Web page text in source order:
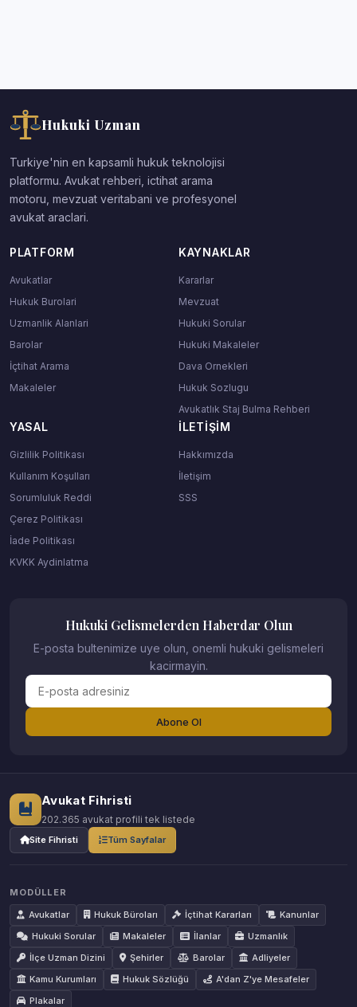
Hukuki Uzman
Turkiye'nin en kapsamli hukuk teknolojisi
platformu. Avukat rehberi, ictihat arama
motoru, mevzuat veritabani ve profesyonel
avukat araclari.
PLATFORM
Avukatlar
Hukuk Burolari
Uzmanlik Alanlari
Barolar
İçtihat Arama
Makaleler
KAYNAKLAR
Kararlar
Mevzuat
Hukuki Sorular
Hukuki Makaleler
Dava Ornekleri
Hukuk Sozlugu
Avukatlık Staj Bulma Rehberi
YASAL
Gizlilik Politikası
Kullanım Koşulları
Sorumluluk Reddi
Çerez Politikası
İade Politikası
KVKK Aydinlatma
İLETIŞIM
Hakkımızda
İletişim
SSS
Hukuki Gelismelerden Haberdar Olun
E-posta bultenimize uye olun, onemli hukuki gelismeleri
kacirmayin.
Abone Ol
Avukat Fihristi
202.365 avukat profili tek listede
Site Fihristi Tüm Sayfalar
MODÜLLER
Avukatlar
Hukuk Büroları İçtihat Kararları
Kanunlar
Hukuki Sorular
Makaleler İlanlar
Uzmanlık
İlçe Uzman Dizini
Şehirler Barolar
Adliyeler
Kamu Kurumları
Hukuk Sözlüğü
A'dan Z'ye Mesafeler
Plakalar